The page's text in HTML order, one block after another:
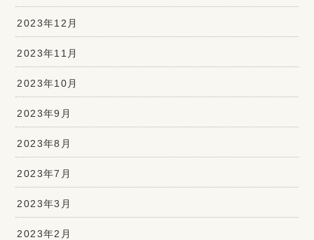
2023年12月
2023年11月
2023年10月
2023年9月
2023年8月
2023年7月
2023年3月
2023年2月